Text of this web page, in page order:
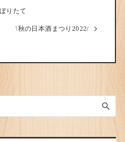
りたて
\秋の日本酒まつり2022/